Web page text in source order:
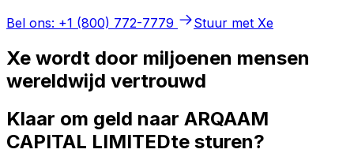
Bel ons: +1 (800) 772-7779
Stuur met Xe
Xe wordt door miljoenen mensen
wereldwijd vertrouwd
Klaar om geld naar ARQAAM
CAPITAL LIMITEDte sturen?